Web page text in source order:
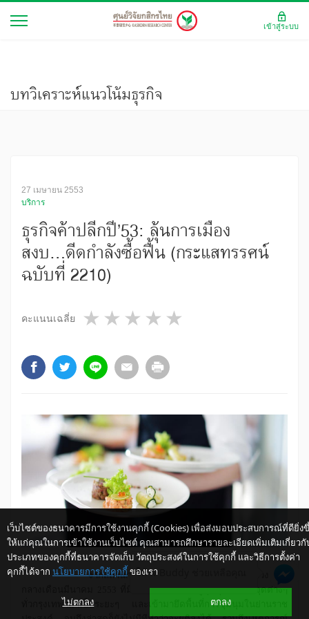
บทวิเคราะห์แนวโน้มธุรกิจ
27 เมษายน 2553
บริการ
ธุรกิจค้าปลีกปี’53: ลุ้นการเมือง
สงบ...ดีดกำลังซื้อฟื้น (กระแสทรรศน์
ฉบับที่ 2210)
คะแนนเฉลี่ย 4 stars
3 stars
2 stars
1 star
จากสถานการณ์การเมืองที่ระอุขึ้นนับตั้งแต่ช่วง
กลางเดือนมีนาคม 2553 ที่มีการเคลื่อนขบวนผู้ชุมนุมไปตามจุดต่างๆ
ทั่วกรุงเทพฯมาเป็นระยะๆ และเข้ามายึดพื้นที่การชุมนุมในย่านราช
เว็บไซต์ของธนาคารมีการใช้งานคุกกี้ (Cookies) เพื่อส่งมอบประสบการณ์ที่ดียิ่ง
ให้แก่คุณในการเข้าใช้งานเว็บไซต์ คุณสามารถศึกษารายละเอียดเพิ่มเติมเกี่ยวกั
ประเภทของคุกกี้ที่ธนาคารจัดเก็บ วัตถุประสงค์ในการใช้คุกกี้ และวิธีการตั้งค่า
คุกกี้ได้จาก นโยบายการใช้คุกกี้ ของเรา
ไม่ตกลง ตกลง
เข้าสู่ระบบ
ให้ K-Buddy ช่วยเหลือคุณ